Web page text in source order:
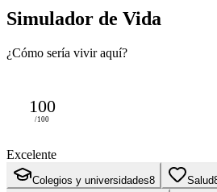
Simulador de Vida
¿Cómo sería vivir aquí?
100
/100
Excelente
Colegios y universidades8 Salud